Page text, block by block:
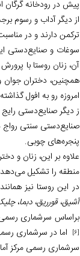
پیش در رودخانه
از دیگر آداب و رسوم
ترکمن دارند و در
سوغات و صنایع‌دستی
آن، زنان روستا با
همچنین، دختران جوان
امروزه رو به افول
ز دیگر صنایع‌دستی رایج
صنایع‌دستی سنتی رواج
پنجره‌های چوبی.
علاوه بر این، زنان و
منطقه را تشکیل
در این روستا نیز
آشیق،قورریق،دبما،
براساس سرشماری رسمی سال ۱۳۳۵ش، جمعیت این روستا ۳۲۶ نفر بوده است . این روستا در سال ۱۳۲۹ش، جمعیتی
[6]
سرشماری رسمی مرکز